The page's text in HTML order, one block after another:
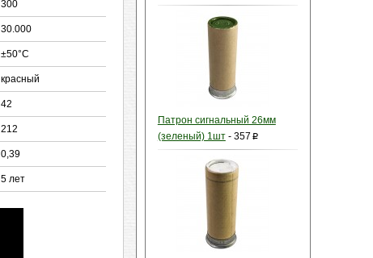
Патрон сигнальный 26мм
(зеленый) 1шт- 357 p
300
30.000
±50°С
красный
42
212
0,39
5 лет